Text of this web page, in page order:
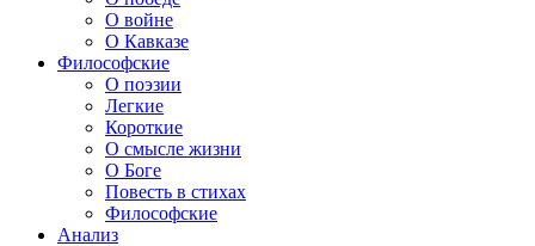
О войне
О Кавказе
Философские
О поэзии
Легкие
Короткие
О смысле жизни
О Боге
Повесть в стихах
Философские
Анализ